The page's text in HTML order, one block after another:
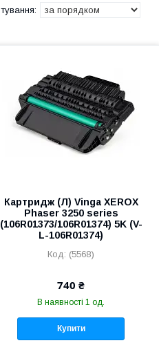
Картридж (Л) Vinga XEROX
Phaser 3250 series
(106R01373/106R01374) 5K (V-
L-106R01374)
(5568)
740 ₴
В наявності 1 од.
Купити